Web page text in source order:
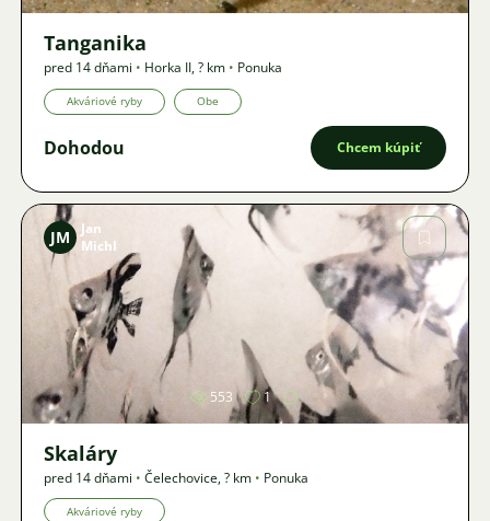
Tanganika
pred 14 dňami • Horka II,? km • Ponuka
Akváriové ryby Obe
Dohodou Chcem kúpiť
JM
Jan
Michl
553 1
Skaláry
pred 14 dňami • Čelechovice,? km • Ponuka
Akváriové ryby